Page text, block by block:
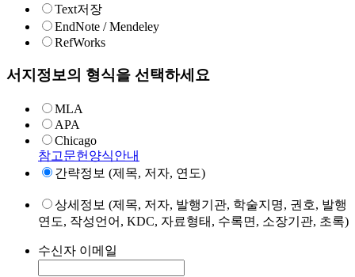
Text저장
EndNote / Mendeley
RefWorks
서지정보의 형식을 선택하세요
MLA
APA
Chicago
참고문헌양식안내
간략정보 (제목, 저자, 연도)
상세정보 (제목, 저자, 발행기관, 학술지명, 권호, 발행
연도, 작성언어, KDC, 자료형태, 수록면, 소장기관, 초록)
수신자 이메일